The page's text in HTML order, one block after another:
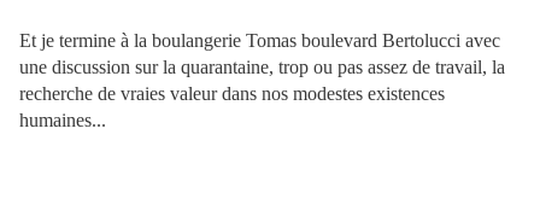
Et je termine à la boulangerie Tomas boulevard Bertolucci avec
une discussion sur la quarantaine, trop ou pas assez de travail, la
recherche de vraies valeur dans nos modestes existences
humaines...